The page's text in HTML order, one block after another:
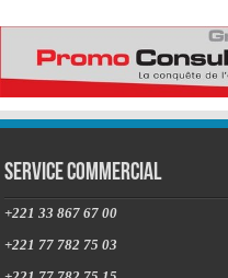
Service commercial
+221 33 867 67 00
+221 77 782 75 03